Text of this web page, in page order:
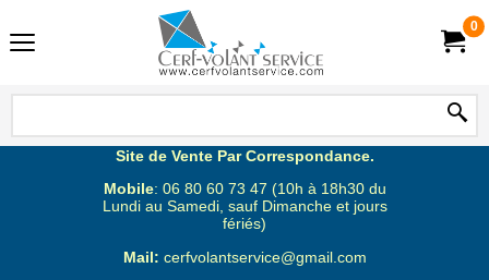
0
Site de Vente Par Correspondance.
Mobile: 06 80 60 73 47 (10h à 18h30 du
Lundi au Samedi, sauf Dimanche et jours
fériés)
Mail: cerfvolantservice@gmail.com